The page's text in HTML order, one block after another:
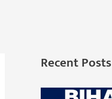
Recent Posts